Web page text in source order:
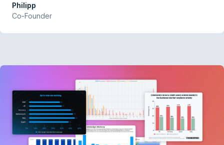
Philipp
Co-Founder